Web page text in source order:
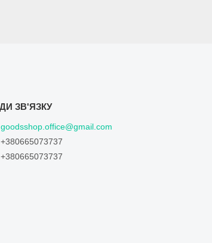
goodsshop.office@gmail.com
+380665073737
+380665073737